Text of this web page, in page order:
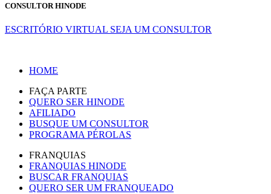
CONSULTOR HINODE
ESCRITÓRIO VIRTUAL SEJA UM CONSULTOR
HOME
FAÇA PARTE
QUERO SER HINODE
AFILIADO
BUSQUE UM CONSULTOR
PROGRAMA PÉROLAS
FRANQUIAS
FRANQUIAS HINODE
BUSCAR FRANQUIAS
QUERO SER UM FRANQUEADO